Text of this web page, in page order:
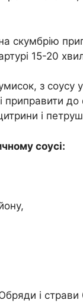
скумбрію
15-20
з соусу
приправити
і
соусі:
і страви